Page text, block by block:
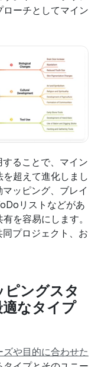
ーチとしてマイン
ることで、マイン
超えて進化しまし
ッピング、ブレイ
リストなどがあ
を容易にします。
プロジェクト、お
ピングスタ
なタイプ
や目的に合わせた